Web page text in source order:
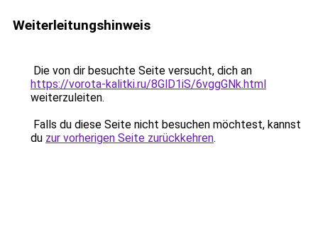
Weiterleitungshinweis
Die von dir besuchte Seite versucht, dich an
https://vorota-kalitki.ru/8GlD1iS/6vggGNk.html
weiterzuleiten.
Falls du diese Seite nicht besuchen möchtest, kannst
du zur vorherigen Seite zurückkehren.